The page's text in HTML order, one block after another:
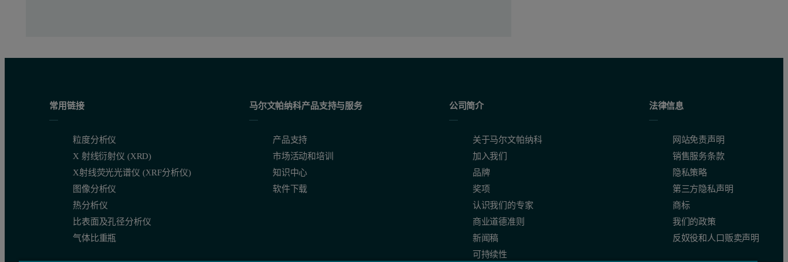
常用链接
粒度分析仪
X 射线衍射仪 (XRD)
X射线荧光光谱仪 (XRF分析仪)
图像分析仪
热分析仪
比表面及孔径分析仪
气体比重瓶
马尔文帕纳科产品支持与服务
产品支持
市场活动和培训
知识中心
软件下载
公司简介
关于马尔文帕纳科
加入我们
品牌
奖项
认识我们的专家
商业道德准则
新闻稿
可持续性
法律信息
网站免责声明
销售服务条款
隐私策略
第三方隐私声明
商标
我们的政策
反奴役和人口贩卖声明